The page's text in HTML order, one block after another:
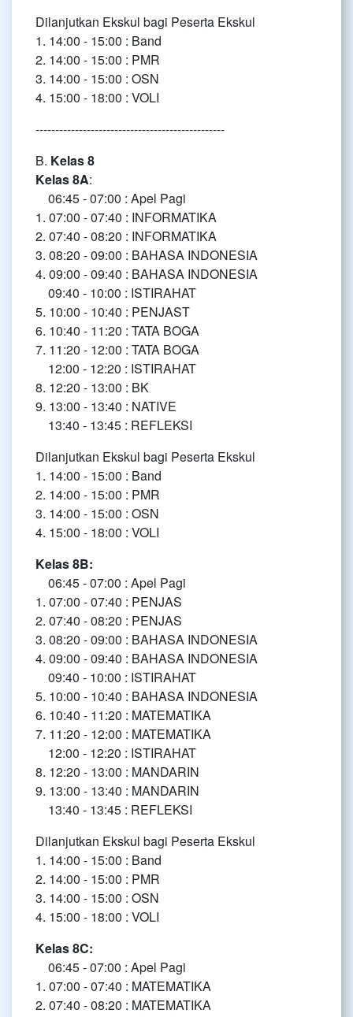
Dilanjutkan Ekskul bagi Peserta Ekskul
1. 14:00 - 15:00 : Band
2. 14:00 - 15:00 : PMR
3. 14:00 - 15:00 : OSN
4. 15:00 - 18:00 : VOLI
------------------------------------------------
B. Kelas 8
Kelas 8A:
06:45 - 07:00 : Apel Pagi
1. 07:00 - 07:40 : INFORMATIKA
2. 07:40 - 08:20 : INFORMATIKA
3. 08:20 - 09:00 : BAHASA INDONESIA
4. 09:00 - 09:40 : BAHASA INDONESIA
09:40 - 10:00 : ISTIRAHAT
5. 10:00 - 10:40 : PENJAST
6. 10:40 - 11:20 : TATA BOGA
7. 11:20 - 12:00 : TATA BOGA
12:00 - 12:20 : ISTIRAHAT
8. 12:20 - 13:00 : BK
9. 13:00 - 13:40 : NATIVE
13:40 - 13:45 : REFLEKSI
Dilanjutkan Ekskul bagi Peserta Ekskul
1. 14:00 - 15:00 : Band
2. 14:00 - 15:00 : PMR
3. 14:00 - 15:00 : OSN
4. 15:00 - 18:00 : VOLI
Kelas 8B:
06:45 - 07:00 : Apel Pagi
1. 07:00 - 07:40 : PENJAS
2. 07:40 - 08:20 : PENJAS
3. 08:20 - 09:00 : BAHASA INDONESIA
4. 09:00 - 09:40 : BAHASA INDONESIA
09:40 - 10:00 : ISTIRAHAT
5. 10:00 - 10:40 : BAHASA INDONESIA
6. 10:40 - 11:20 : MATEMATIKA
7. 11:20 - 12:00 : MATEMATIKA
12:00 - 12:20 : ISTIRAHAT
8. 12:20 - 13:00 : MANDARIN
9. 13:00 - 13:40 : MANDARIN
13:40 - 13:45 : REFLEKSI
Dilanjutkan Ekskul bagi Peserta Ekskul
1. 14:00 - 15:00 : Band
2. 14:00 - 15:00 : PMR
3. 14:00 - 15:00 : OSN
4. 15:00 - 18:00 : VOLI
Kelas 8C:
06:45 - 07:00 : Apel Pagi
1. 07:00 - 07:40 : MATEMATIKA
2. 07:40 - 08:20 : MATEMATIKA